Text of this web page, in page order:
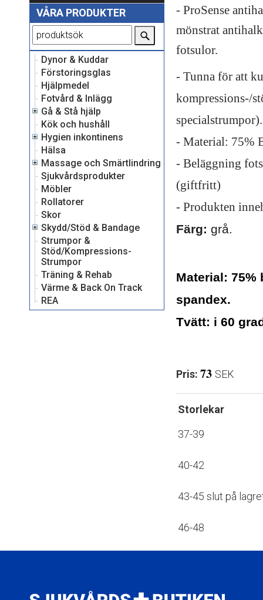
VÅRA PRODUKTER
Dynor & Kuddar
Förstoringsglas
Hjälpmedel
Fotvård & Inlägg
Gå & Stå hjälp
Kök och hushåll
Hygien inkontinens
Hälsa
Massage och Smärtlindring
Sjukvårdsprodukter
Möbler
Rollatorer
Skor
Skydd/Stöd & Bandage
Strumpor &
Stöd/Kompressions-
Strumpor
Träning & Rehab
Värme & Back On Track
REA
- ProSense
mönstrat
fotsulor.
- Tunna för att
kompressions-/
specialstrumpor).
- Material: 75%
- Beläggning
(giftfritt)
- Produkten
Färg: grå.
Material: 75%
spandex.
Tvätt: i 60
Pris: 73 SEK
Storlekar
37-39
40-42
43-45 slut på
46-48